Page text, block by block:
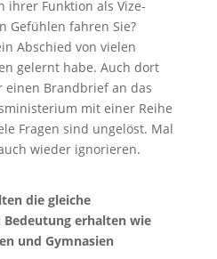
ihrer Funktion als Vize-
Gefühlen fahren Sie?
Abschied von vielen
gelernt habe. Auch dort
Brandbrief an das
mit einer Reihe
Fragen sind ungelöst. Mal
wieder ignorieren.
die gleiche
erhalten wie
und Gymnasien